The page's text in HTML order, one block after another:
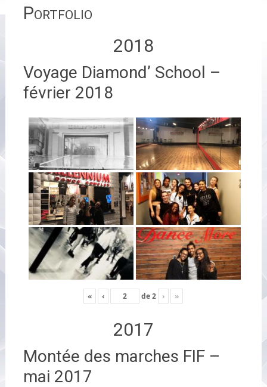
Portfolio
2018
Voyage Diamond’ School –
février 2018
« ‹ de2 › »
2017
Montée des marches FIF –
mai 2017